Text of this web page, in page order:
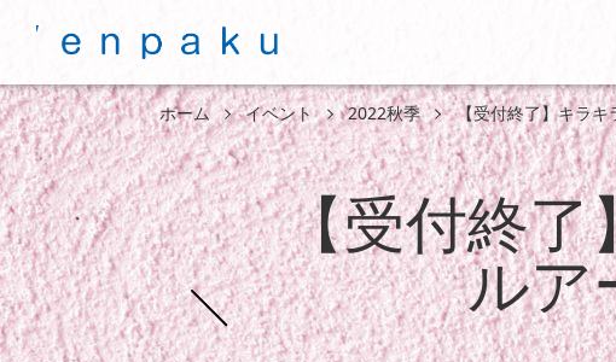
ホーム イベント 2022秋季 【受付終了】キラ
【受付終
ルア